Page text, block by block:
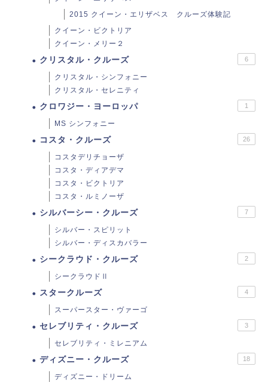
2015 クイーン・エリザベス クルーズ体験記
クイーン・ビクトリア
クイーン・メリー２
クリスタル・クルーズ 6
クリスタル・シンフォニー
クリスタル・セレニティ
クロワジー・ヨーロッパ 1
MS シンフォニー
コスタ・クルーズ 26
コスタデリチョーザ
コスタ・ディアデマ
コスタ・ビクトリア
コスタ・ルミノーザ
シルバーシー・クルーズ 7
シルバー・スピリット
シルバー・ディスカバラー
シークラウド・クルーズ 2
シークラウドⅡ
スタークルーズ 4
スーパースター・ヴァーゴ
セレブリティ・クルーズ 3
セレブリティ・ミレニアム
ディズニー・クルーズ 18
ディズニー・ドリーム